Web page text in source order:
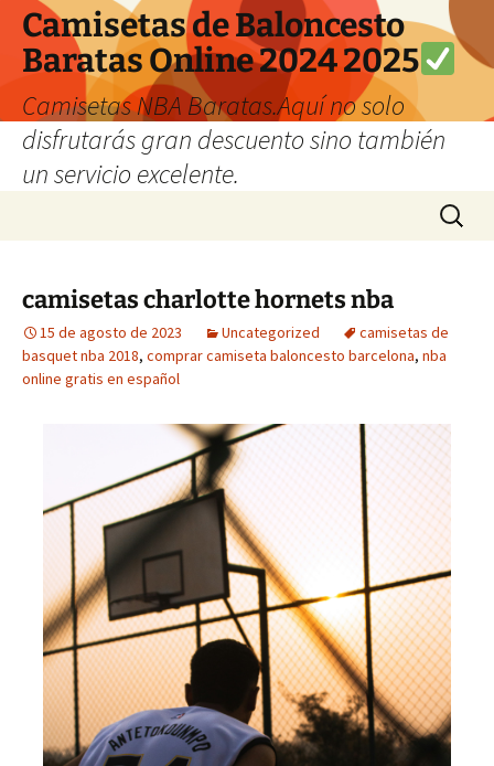
Camisetas de Baloncesto
Baratas Online 2024 2025
Camisetas NBA Baratas.Aquí no solo
disfrutarás gran descuento sino también
un servicio excelente.
Buscar:
camisetas charlotte hornets nba
15 de agosto de 2023 Uncategorized
camisetas de
basquet nba 2018, comprar camiseta baloncesto barcelona, nba
online gratis en español